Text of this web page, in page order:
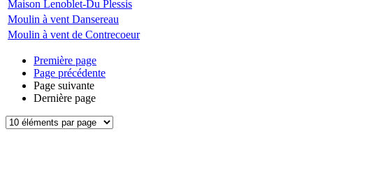
Maison Lenoblet-Du Plessis
Moulin à vent Dansereau
Moulin à vent de Contrecoeur
Première page
Page précédente
Page suivante
Dernière page